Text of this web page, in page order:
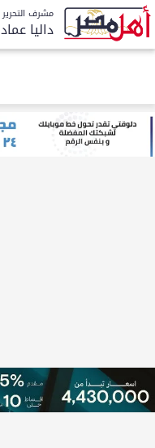
مشرف التحرير
داليا عماد